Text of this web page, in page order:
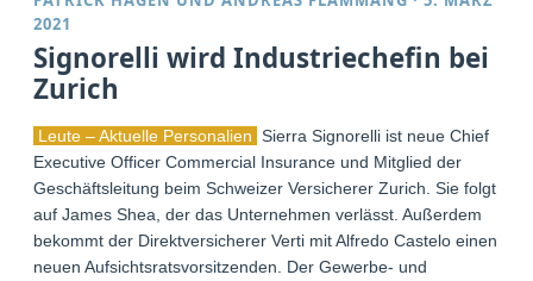
2021
Signorelli wird Industriechefin bei
Zurich
Leute – Aktuelle Personalien Sierra Signorelli ist neue Chief
Executive Officer Commercial Insurance und Mitglied der
Geschäftsleitung beim Schweizer Versicherer Zurich. Sie folgt
auf James Shea, der das Unternehmen verlässt. Außerdem
bekommt der Direktversicherer Verti mit Alfredo Castelo einen
neuen Aufsichtsratsvorsitzenden. Der Gewerbe- und